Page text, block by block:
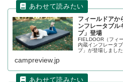
フィールドアか
ンフレータブル
プ」登場
FIELDOOR（フィ
内蔵インフレータ
プ」が登場しまし
です。内蔵電動ポ
campreview.jp